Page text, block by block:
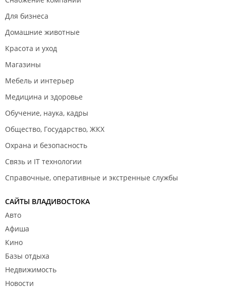
Для бизнеса
Домашние животные
Красота и уход
Магазины
Мебель и интерьер
Медицина и здоровье
Обучение, наука, кадры
Общество, Государство, ЖКХ
Охрана и безопасность
Связь и IT технологии
Справочные, оперативные и экстренные службы
САЙТЫ ВЛАДИВОСТОКА
Авто
Афиша
Кино
Базы отдыха
Недвижимость
Новости